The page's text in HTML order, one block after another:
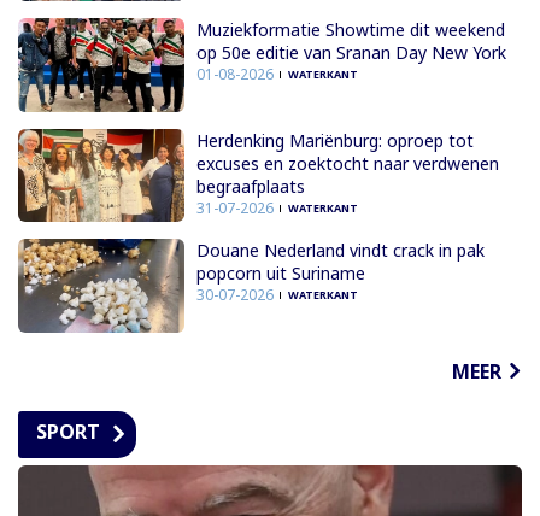
Muziekformatie Showtime dit weekend
op 50e editie van Sranan Day New York
01-08-2026 WATERKANT
Herdenking Mariënburg: oproep tot
excuses en zoektocht naar verdwenen
begraafplaats
31-07-2026 WATERKANT
Douane Nederland vindt crack in pak
popcorn uit Suriname
30-07-2026 WATERKANT
MEER
SPORT